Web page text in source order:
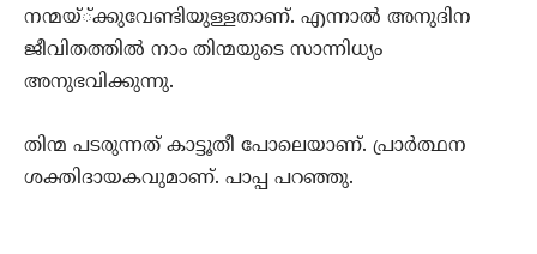
നന്മയ്്ക്കുവേണ്ടിയുള്ളതാണ്. എന്നാല്‍ അനുദിന
ജീവിതത്തില്‍ നാം തിന്മയുടെ സാന്നിധ്യം
അനുഭവിക്കുന്നു.
തിന്മ പടരുന്നത് കാട്ടൂതീ പോലെയാണ്. പ്രാര്‍ത്ഥന
ശക്തിദായകവുമാണ്. പാപ്പ പറഞ്ഞു.